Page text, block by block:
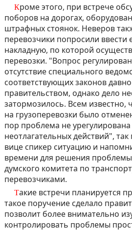
Кроме этого, при встрече обсуждалась проблема
поборов на дорогах,
штрафных стоянок. Неверов
перевозчики попросили ввести
накладную, по которой
перевозки. "Вопрос
отсутствие специального
соответствующих законов
правительством, однако дело
затормозилось. Всем известно,
на грузоперевозки было
пор проблема не урегулирована
неотлагательных действий",
вице спикер ситуацию и
времени для решения проблемы
думского комитета по
перевозчиками.
Такие встречи планируется проводить регулярно,
такое поручение сделало
позволит более внимательно
контролировать проблемы